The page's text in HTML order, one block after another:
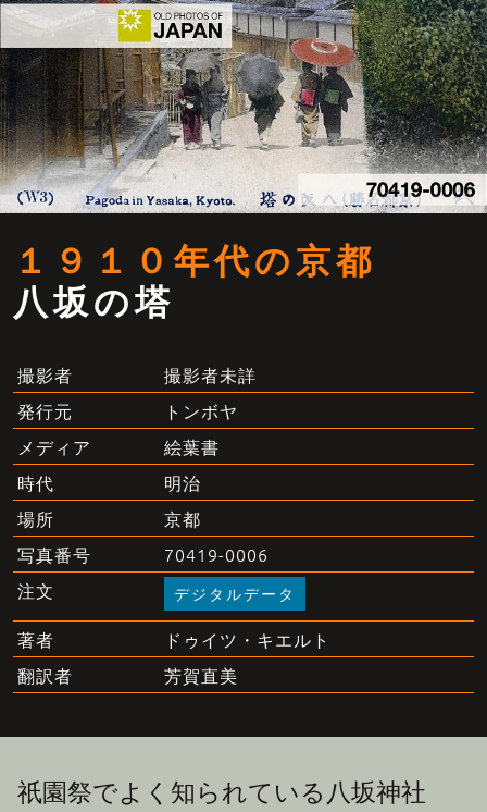
１９１０年代の京都
八坂の塔
撮影者 撮影者未詳
発行元 トンボヤ
メディア 絵葉書
時代 明治
場所 京都
写真番号 70419-0006
注文 デジタルデータ
著者 ドゥイツ・キエルト
翻訳者 芳賀直美
祇園祭でよく知られている八坂神社